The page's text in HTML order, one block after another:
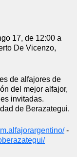
17, de 12:00 a
De Vicenzo,
de alfajores de
del mejor alfajor,
invitadas.
de Berazategui.
alfajorargentino/
/